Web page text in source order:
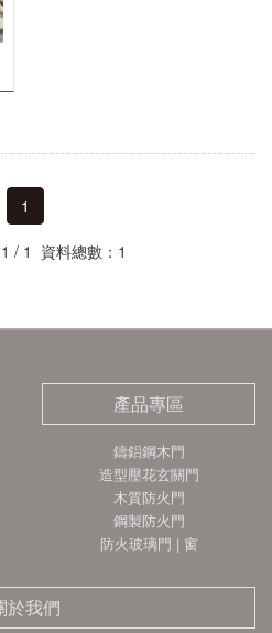
1
/ 1 資料總數：1
產品專區
鑄鋁鋼木門
造型壓花玄關門
木質防火門
鋼製防火門
防火玻璃門 | 窗
於我們